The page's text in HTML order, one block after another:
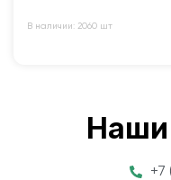
В наличии: 2060 шт
Наши
+7